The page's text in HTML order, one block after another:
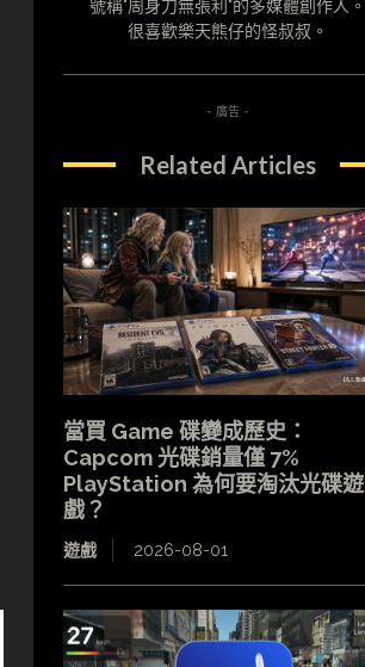
號稱"周身刀無張利"的多媒體創作人。
很喜歡樂天熊仔的怪叔叔。
- 廣告 -
Related Articles
當買 Game 碟變成歷史：
Capcom 光碟銷量僅 7%
PlayStation 為何要淘汰光碟遊
戲？
遊戲 2026-08-01